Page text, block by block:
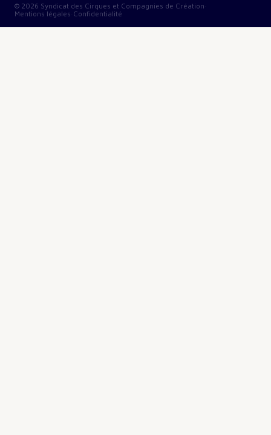
© 2026 Syndicat des Cirques et Compagnies de Création
Mentions légales Confidentialité